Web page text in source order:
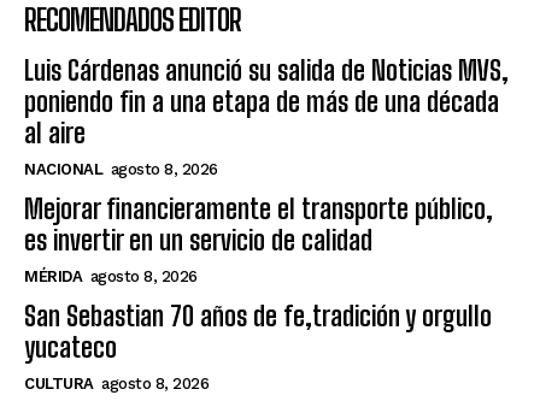
RECOMENDADOS EDITOR
Luis Cárdenas anunció su salida de Noticias MVS,
poniendo fin a una etapa de más de una década
al aire
NACIONAL agosto 8, 2026
Mejorar financieramente el transporte público,
es invertir en un servicio de calidad
MÉRIDA agosto 8, 2026
San Sebastian 70 años de fe,tradición y orgullo
yucateco
CULTURA agosto 8, 2026